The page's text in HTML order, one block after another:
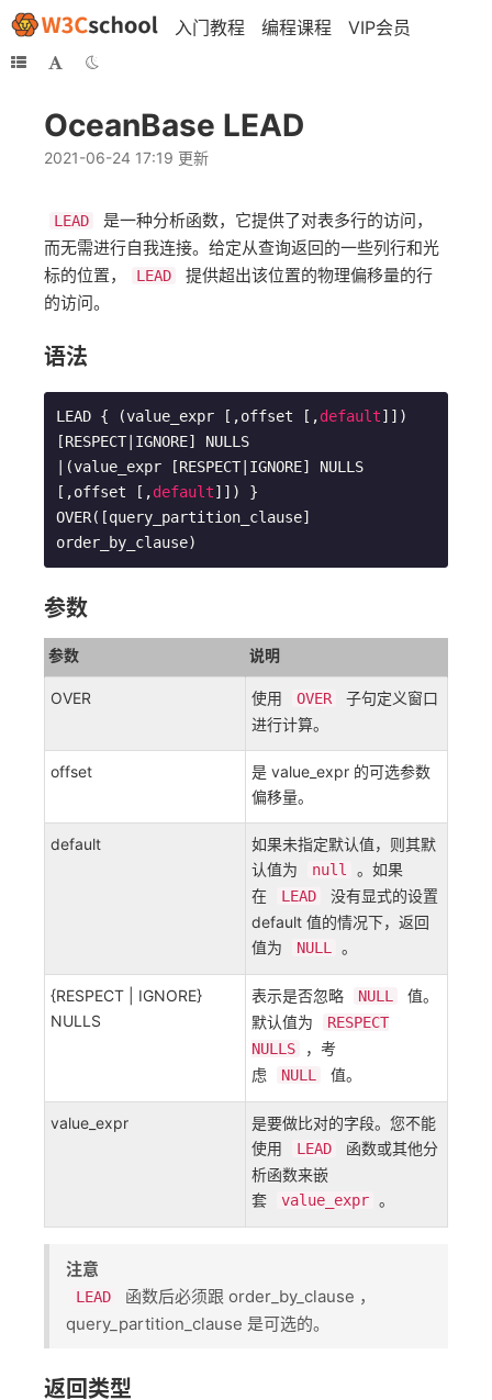
入门教程 编程课程 VIP会员
OceanBase LEAD
2021-06-24 17:19 更新
LEAD
是一种分析函数，它提供了对表多行的访问，
而无需进行自我连接。给定从查询返回的一些列行和光
标的位置，
LEAD
提供超出该位置的物理偏移量的行
的访问。
语法
LEAD { (value_expr [,offset [,default]])
[RESPECT|IGNORE] NULLS
|(value_expr [RESPECT|IGNORE] NULLS
[,offset [,default]]) }
OVER([query_partition_clause]
order_by_clause)
参数
参数 说明
OVER 使用 OVER
子句定义窗口
进行计算。
offset
是 value_expr 的可选参数
偏移量。
default
如果未指定默认值，则其默
认值为
null
。如果
在
LEAD
没有显式的设置
default 值的情况下，返回
值为
NULL 。
{RESPECT | IGNORE}
NULLS
表示是否忽略 NULL
值。
默认值为
RESPECT
NULLS
，考
虑
NULL 值。
value_expr
是要做比对的字段。您不能
使用
LEAD
函数或其他分
析函数来嵌
套
value_expr 。
注意
LEAD
函数后必须跟 order_by_clause ，
query_partition_clause 是可选的。
返回类型